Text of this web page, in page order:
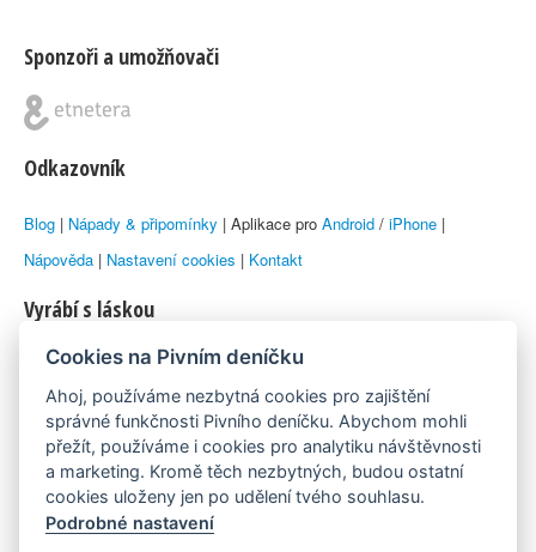
Sponzoři a umožňovači
Odkazovník
Blog | Nápady & připomínky | Aplikace pro Android / iPhone |
Nápověda | Nastavení cookies | Kontakt
Vyrábí s láskou
© 2010–2026 byLukáš Zemanaka Emka
Máme rádi
Pivní.info
Poznámka pod čarou
Cookies na Pivním deníčku
Ahoj, používáme nezbytná cookies pro zajištění
správné funkčnosti Pivního deníčku. Abychom mohli
přežít, používáme i cookies pro analytiku návštěvnosti
a marketing. Kromě těch nezbytných, budou ostatní
cookies uloženy jen po udělení tvého souhlasu.
Podrobné nastavení